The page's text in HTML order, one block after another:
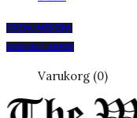
PRENUMERERA
DIGITALT ARKIV
Varukorg (0)